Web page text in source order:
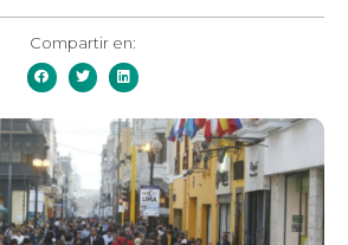
Compartir en: